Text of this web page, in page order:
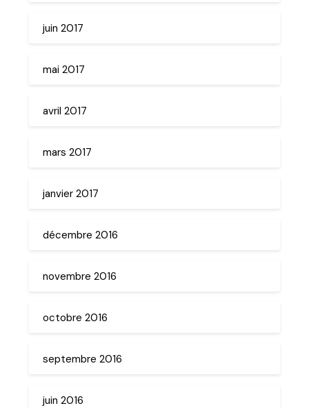
juin 2017
mai 2017
avril 2017
mars 2017
janvier 2017
décembre 2016
novembre 2016
octobre 2016
septembre 2016
juin 2016